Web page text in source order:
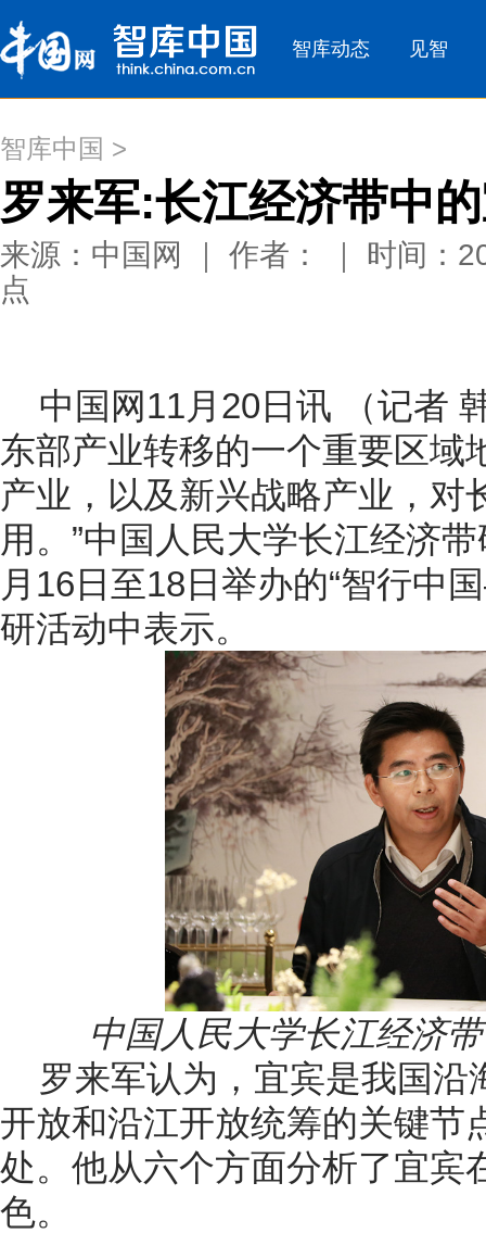
智库中国 >
罗来军:长江经济带中
来源：中国网 ｜ 作者： ｜ 时间：
点
中国网11月20日讯 （记者
东部产业转移的一个重要区域
产业，以及新兴战略产业，对
用。”中国人民大学长江经济
月16日至18日举办的“智行中
研活动中表示。
中国人民大学长江经济
罗来军认为，宜宾是我国
开放和沿江开放统筹的关键节
处。他从六个方面分析了宜宾
色。